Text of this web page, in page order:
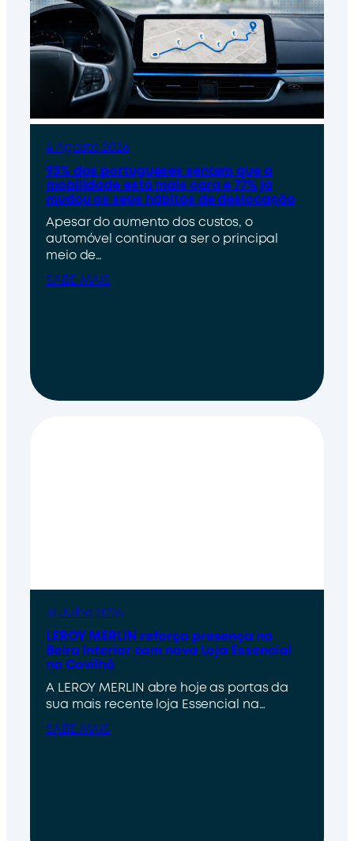
4 Agosto 2026
93% dos portugueses sentem que a
mobilidade está mais cara e 77% já
mudou os seus hábitos de deslocação
Apesar do aumento dos custos, o
automóvel continuar a ser o principal
meio de…
SABE MAIS
31 Julho 2026
LEROY MERLIN reforça presença na
Beira Interior com nova Loja Essencial
na Covilhã
A LEROY MERLIN abre hoje as portas da
sua mais recente loja Essencial na…
SABE MAIS